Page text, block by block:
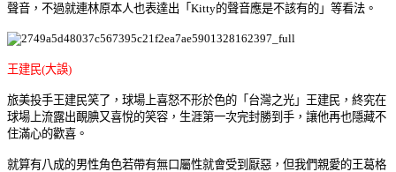
聲音，不過就連林原本人也表達出「Kitty的聲音應是不該有的」等看法。
王建民(大誤)
旅美投手王建民笑了，球場上喜怒不形於色的「台灣之光」王建民，終究在
球場上流露出靦腆又喜悅的笑容，生涯第一次完封勝到手，讓他再也隱藏不
住滿心的歡喜。
就算有八成的男性角色若帶有無口屬性就會受到厭惡，但我們親愛的王葛格